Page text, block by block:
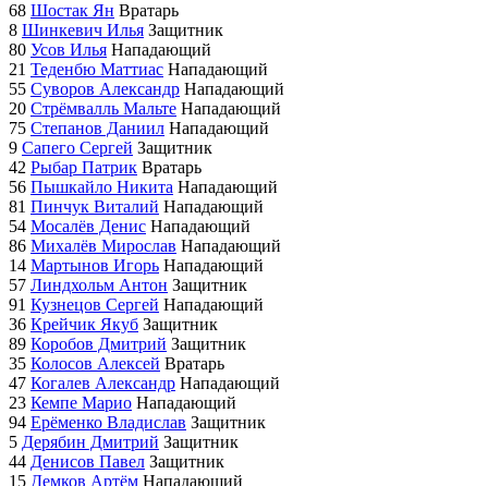
68 Шостак Ян Вратарь
8 Шинкевич Илья Защитник
80 Усов Илья Нападающий
21 Теденбю Маттиас Нападающий
55 Суворов Александр Нападающий
20 Стрёмвалль Мальте Нападающий
75 Степанов Даниил Нападающий
9 Сапего Сергей Защитник
42 Рыбар Патрик Вратарь
56 Пышкайло Никита Нападающий
81 Пинчук Виталий Нападающий
54 Мосалёв Денис Нападающий
86 Михалёв Мирослав Нападающий
14 Мартынов Игорь Нападающий
57 Линдхольм Антон Защитник
91 Кузнецов Сергей Нападающий
36 Крейчик Якуб Защитник
89 Коробов Дмитрий Защитник
35 Колосов Алексей Вратарь
47 Когалев Александр Нападающий
23 Кемпе Марио Нападающий
94 Ерёменко Владислав Защитник
5 Дерябин Дмитрий Защитник
44 Денисов Павел Защитник
15 Демков Артём Нападающий